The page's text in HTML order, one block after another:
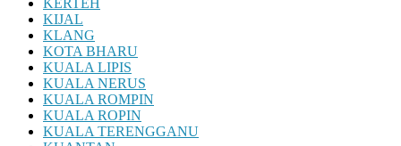
KIJAL
KLANG
KOTA BHARU
KUALA LIPIS
KUALA NERUS
KUALA ROMPIN
KUALA ROPIN
KUALA TERENGGANU